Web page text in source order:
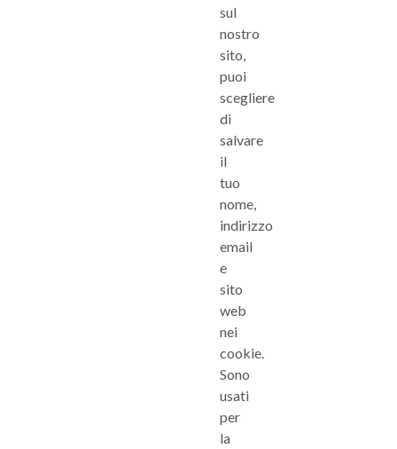
sul
nostro
sito,
puoi
scegliere
di
salvare
il
tuo
nome,
indirizzo
email
e
sito
web
nei
cookie.
Sono
usati
per
la